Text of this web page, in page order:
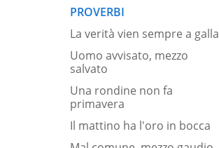
PROVERBI
La verità vien sempre a galla
Uomo avvisato, mezzo
salvato
Una rondine non fa
primavera
Il mattino ha l'oro in bocca